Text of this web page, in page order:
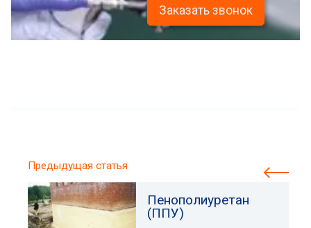
Заказать звонок
Предыдущая статья
Пенополиуретан
(ППУ)